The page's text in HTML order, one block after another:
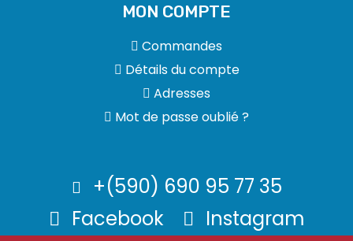
MON COMPTE
Commandes
Détails du compte
Adresses
Mot de passe oublié ?
+(590) 690 95 77 35
Facebook
Instagram